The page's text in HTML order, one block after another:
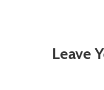
Leave